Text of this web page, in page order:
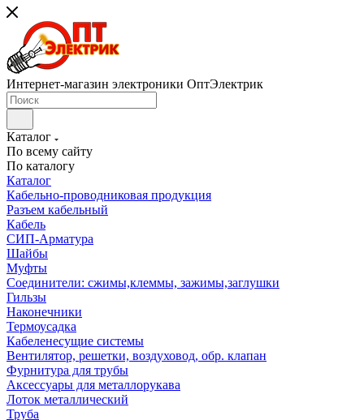
Интернет-магазин электроники ОптЭлектрик
Каталог
По всему сайту
По каталогу
Каталог
Кабельно-проводниковая продукция
Разъем кабельный
Кабель
СИП-Арматура
Шайбы
Муфты
Соединители: сжимы,клеммы, зажимы,заглушки
Гильзы
Наконечники
Термоусадка
Кабеленесущие системы
Вентилятор, решетки, воздуховод, обр. клапан
Фурнитура для трубы
Аксессуары для металлорукава
Лоток металлический
Труба